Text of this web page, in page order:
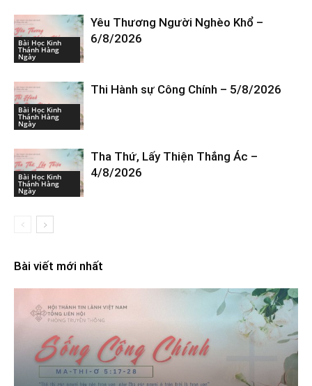
Bài Học Kinh
Thánh Hàng
Ngày
Yêu Thương Người Nghèo Khổ –
6/8/2026
Bài Học Kinh
Thánh Hàng
Ngày
Thi Hành sự Công Chính – 5/8/2026
Bài Học Kinh
Thánh Hàng
Ngày
Tha Thứ, Lấy Thiện Thắng Ác –
4/8/2026
Bài viết mới nhất